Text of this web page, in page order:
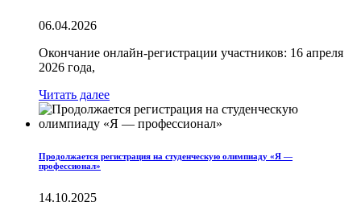
06.04.2026
Окончание онлайн-регистрации участников: 16 апреля
2026 года,
Читать далее
Продолжается регистрация на студенческую олимпиаду «Я —
профессионал»
14.10.2025